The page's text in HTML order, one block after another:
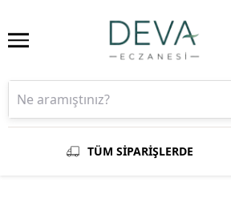
TÜM SİPARİŞLERDE